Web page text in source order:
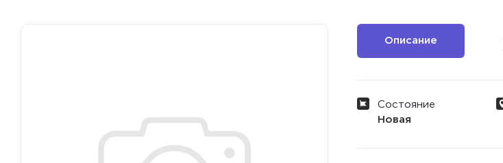
Описание
Состояние
Новая